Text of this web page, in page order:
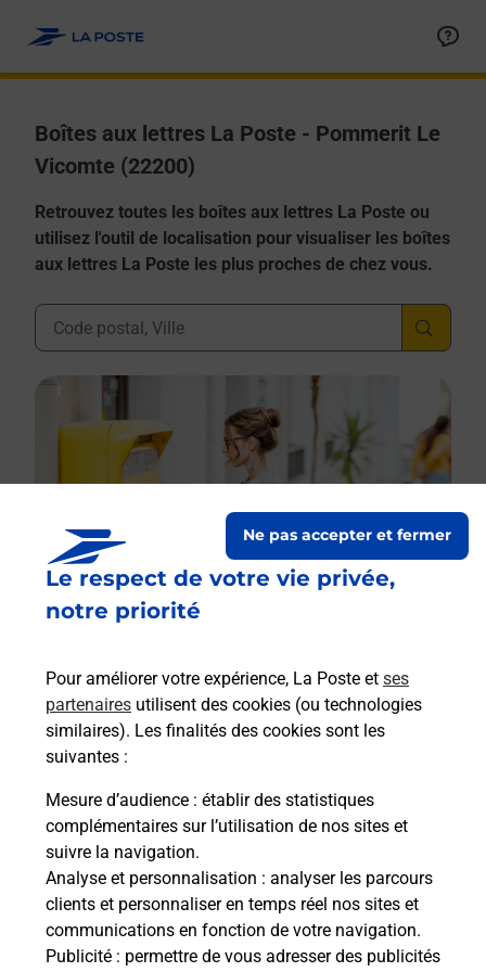
Le respect de votre vie privée,
notre priorité
Pour améliorer votre expérience, La Poste et ses
partenaires utilisent des cookies (ou technologies
similaires). Les finalités des cookies sont les
suivantes :
Mesure d’audience : établir des statistiques
complémentaires sur l’utilisation de nos sites et
suivre la navigation.
Analyse et personnalisation : analyser les parcours
clients et personnaliser en temps réel nos sites et
communications en fonction de votre navigation.
Publicité : permettre de vous adresser des publicités
Ne pas accepter et fermer
Boîtes aux lettres La Poste - Pommerit Le
Vicomte (22200)
Retrouvez toutes les boîtes aux lettres La Poste ou
utilisez l'outil de localisation pour visualiser les boîtes
aux lettres La Poste les plus proches de chez vous.
Ville, Département, Code Postal
Boîte aux Lettres La Poste
Prochaine collecte du courriervendredi
15h00
17 Place Du Centre
22200
Pommerit Le Vicomte
Itinéraire
Le lien s'ouvre dans un nouvel onglet